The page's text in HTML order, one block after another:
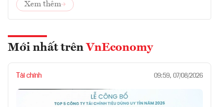
Xem thêm
Mới nhất trên VnEconomy
Tài chính 09:59, 07/08/2026